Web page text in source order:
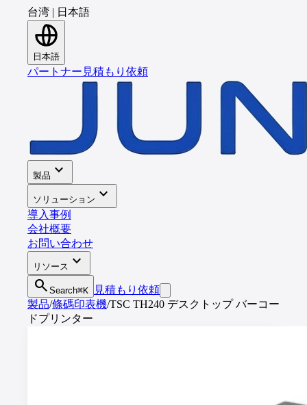
台湾 | 日本語
日本語
パートナー 見積もり依頼
製品 expand_more
ソリューション expand_more
導入事例
会社概要
お問い合わせ
リソース expand_more
search Search⌘K
見積もり依頼
製品/條碼印表機/TSC TH240 デスクトップ バーコー
ドプリンター